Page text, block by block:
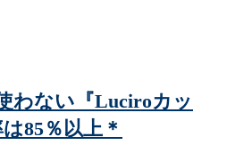
わない『Luciroカッ
85％以上＊